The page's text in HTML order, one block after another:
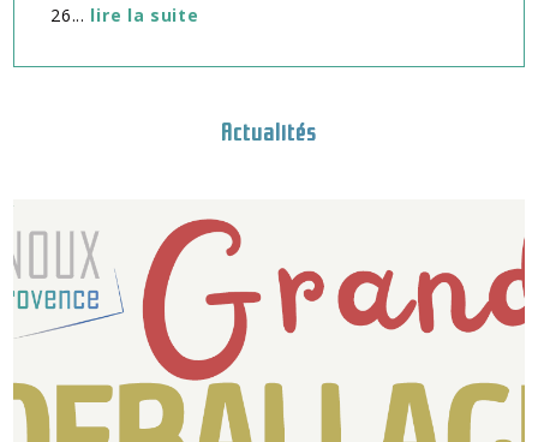
26... lire la suite
Actualités